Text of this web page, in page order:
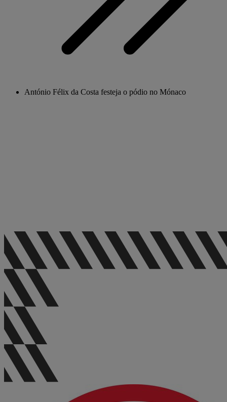
António Félix da Costa festeja o pódio no Mónaco